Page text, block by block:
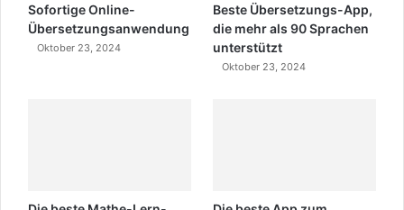
Sofortige Online-
Übersetzungsanwendung
Oktober 23, 2024
Beste Übersetzungs-App,
die mehr als 90 Sprachen
unterstützt
Oktober 23, 2024